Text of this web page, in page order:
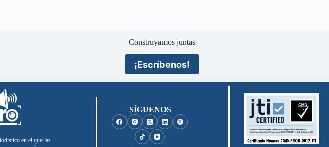
Construyamos juntas
¡Escríbenos!
en el que las
SÍGUENOS